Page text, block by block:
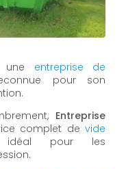
entreprise de
pour son
Entreprise
complet devide
pour les